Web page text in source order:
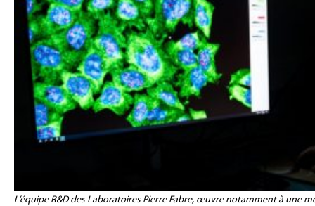
L’équipe R&D des Laboratoires Pierre Fabre, œuvre notamment à une